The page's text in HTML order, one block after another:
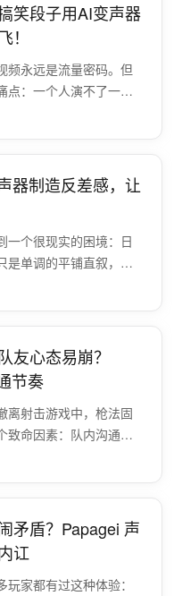
笑段子用AI变声器
频永远是流量密码。但
点：一个人演不了一台
严、打工人的卑微、还
器制造反差感，让
一个很现实的困境：日
是单调的平铺直叙，视
众的耐心。 有很多UP
友心态易崩？
节奏
离射击游戏中，枪法固
致命因素：队内沟通的
分的阶段，一次小小
被糟糕···
矛盾？Papagei 声
讧
家都有过这种体验：